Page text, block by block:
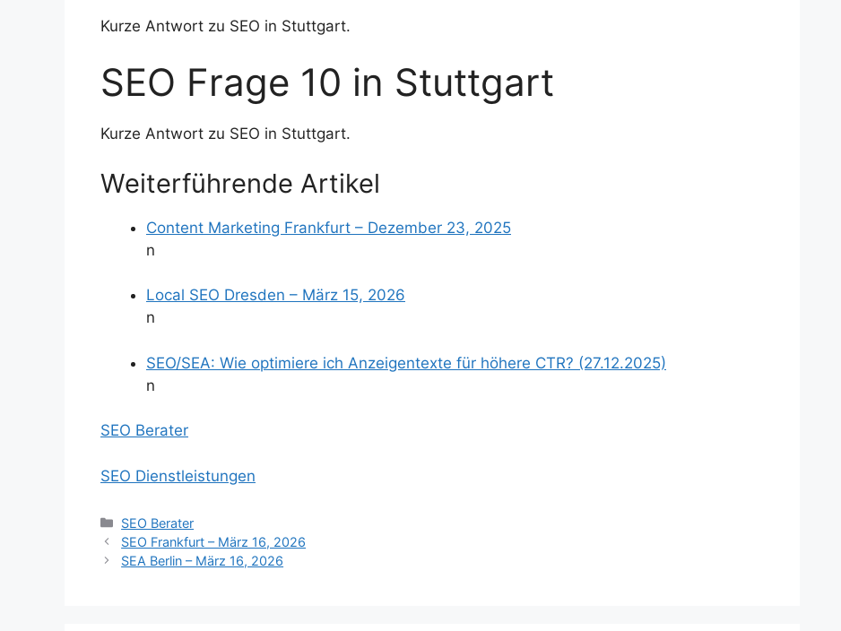
Kurze Antwort zu SEO in Stuttgart.
SEO Frage 10 in Stuttgart
Kurze Antwort zu SEO in Stuttgart.
Weiterführende Artikel
Content Marketing Frankfurt – Dezember 23, 2025
n
Local SEO Dresden – März 15, 2026
n
SEO/SEA: Wie optimiere ich Anzeigentexte für höhere CTR? (27.12.2025)
n
SEO Berater
SEO Dienstleistungen
Kategorien
SEO Berater
SEO Frankfurt – März 16, 2026
SEA Berlin – März 16, 2026